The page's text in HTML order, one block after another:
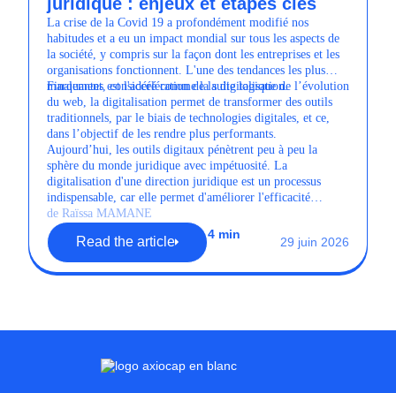
La crise de la Covid 19 a profondément modifié nos
habitudes et a eu un impact mondial sur tous les aspects de
la société, y compris sur la façon dont les entreprises et les
organisations fonctionnent. L'une des tendances les plus
marquantes est l'accélération de la digitalisation.
Finalement, considéré comme la suite logique de l’évolution
du web, la digitalisation permet de transformer des outils
traditionnels, par le biais de technologies digitales, et ce,
dans l’objectif de les rendre plus performants.
Aujourd’hui, les outils digitaux pénètrent peu à peu la
sphère du monde juridique avec impétuosité. La
digitalisation d'une direction juridique est un processus
indispensable, car elle permet d'améliorer l'efficacité
opérationnelle et la réduction des coûts.
de Raïssa MAMANE
Read the article
4 min
29 juin 2026